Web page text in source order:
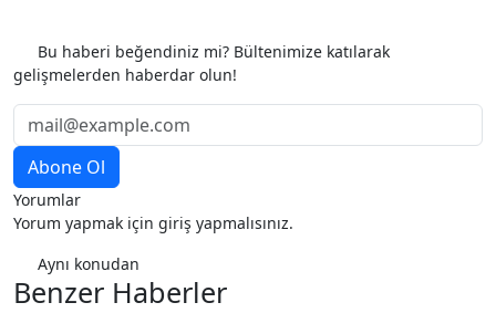
Bu haberi beğendiniz mi? Bültenimize katılarak
gelişmelerden haberdar olun!
Yorumlar
Yorum yapmak için giriş yapmalısınız.
Aynı konudan
Benzer Haberler